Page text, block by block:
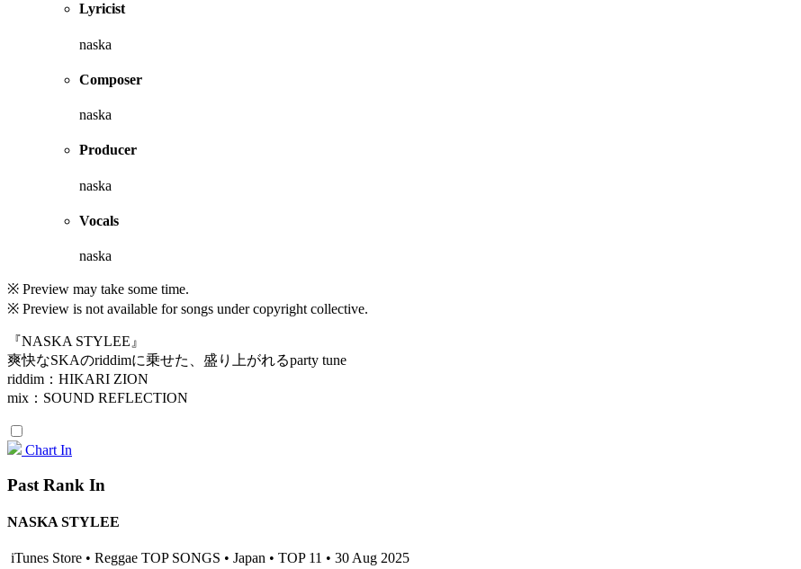
Lyricist
naska
Composer
naska
Producer
naska
Vocals
naska
※ Preview may take some time.
※ Preview is not available for songs under copyright collective.
『NASKA STYLEE』
爽快なSKAのriddimに乗せた、盛り上がれるparty tune
riddim：HIKARI ZION
mix：SOUND REFLECTION
Chart In
Past Rank In
NASKA STYLEE
iTunes Store • Reggae TOP SONGS • Japan • TOP 11 • 30 Aug 2025